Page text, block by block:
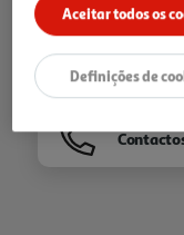
Aceitar todos os
Definições de